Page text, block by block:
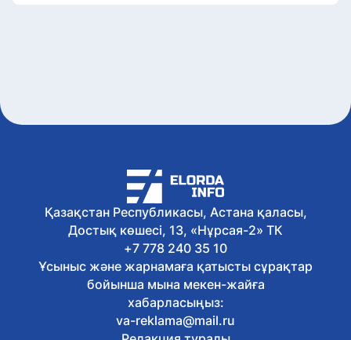
Қазақстан Республикасы, Астана қаласы,
Достық көшесі, 13, «Нұрсая-2» ТК
+7 778 240 35 10
Ұсыныс және жарнамаға қатысты сұрақтар
бойынша мына мекен-жайға
хабарласыңыз:
va-reklama@mail.ru